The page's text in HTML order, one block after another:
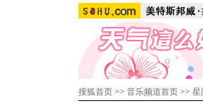
搜狐首页 >> 音乐频道首页 >> 星